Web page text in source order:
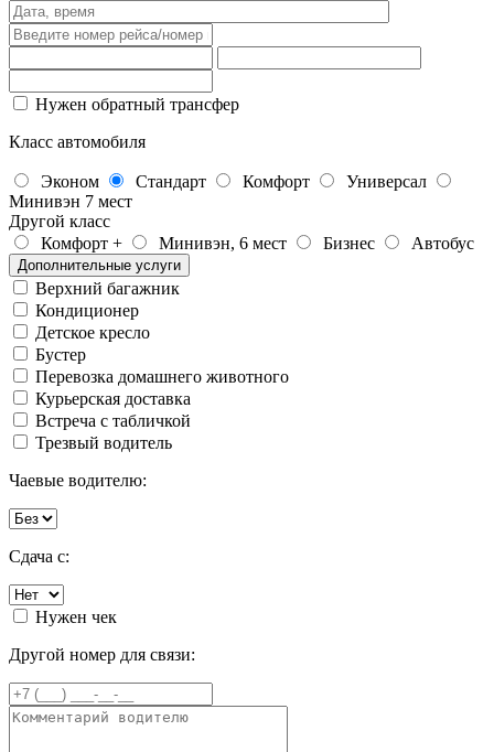
Нужен обратный трансфер
Класс автомобиля
Эконом Стандарт Комфорт
Универсал
Минивэн 7 мест
Другой класс
Комфорт +
Минивэн, 6 мест Бизнес Автобус
Дополнительные услуги
Верхний багажник
Кондиционер
Детское кресло
Бустер
Перевозка домашнего животного
Курьерская доставка
Встреча с табличкой
Трезвый водитель
Чаевые водителю:
Сдача с:
Нужен чек
Другой номер для связи: